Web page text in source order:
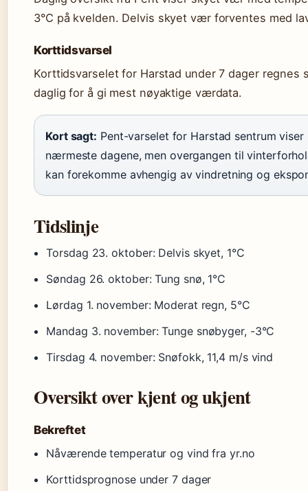
3°C på kvelden. Delvis skyet vær forventes med
Korttidsvarsel
Korttidsvarselet for Harstad under 7 dager regnes
daglig for å gi mest nøyaktige værdata.
Kort sagt: Pent-varselet for Harstad sentrum
nærmeste dagene, men overgangen til
kan forekomme avhengig av vindretning og
Tidslinje
Torsdag 23. oktober: Delvis skyet, 1°C
Søndag 26. oktober: Tung snø, 1°C
Lørdag 1. november: Moderat regn, 5°C
Mandag 3. november: Tunge snøbyger, -3°C
Tirsdag 4. november: Snøfokk, 11,4 m/s vind
Oversikt over kjent og ukjent
Bekreftet
Nåværende temperatur og vind fra yr.no
Korttidsprognose under 7 dager